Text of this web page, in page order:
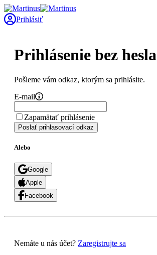
Prihlásiť
Prihlásenie bez hesla
Pošleme vám odkaz, ktorým sa prihlásite.
E-mail
Zapamätať prihlásenie
Poslať prihlasovací odkaz
Alebo
Google
Apple
Facebook
Nemáte u nás účet? Zaregistrujte sa